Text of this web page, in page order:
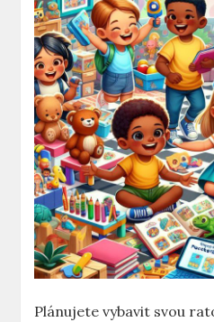
Plánujete vybavit svou